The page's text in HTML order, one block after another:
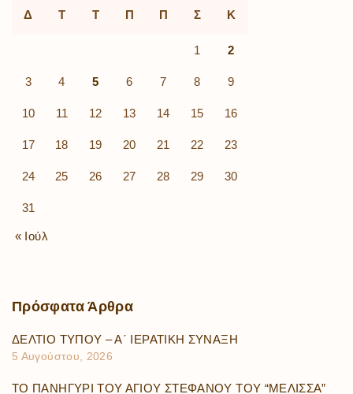
Δ Τ Τ Π Π Σ Κ
1 2
3 4 5 6 7 8 9
10 11 12 13 14 15 16
17 18 19 20 21 22 23
24 25 26 27 28 29 30
31
« Ιούλ
Πρόσφατα Άρθρα
ΔΕΛΤΙΟ ΤΥΠΟΥ – Α΄ ΙΕΡΑΤΙΚΗ ΣΥΝΑΞΗ
5 Αυγούστου, 2026
ΤΟ ΠΑΝΗΓΥΡΙ ΤΟΥ ΑΓΙΟΥ ΣΤΕΦΑΝΟΥ ΤΟΥ “ΜΕΛΙΣΣΑ”